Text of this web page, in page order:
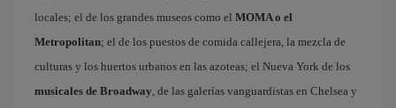
locales; el de los grandes museos como el MOMA o el
Metropolitan; el de los puestos de comida callejera, la mezcla de
culturas y los huertos urbanos en las azoteas; el Nueva York de los
musicales de Broadway, de las galerías vanguardistas en Chelsea y